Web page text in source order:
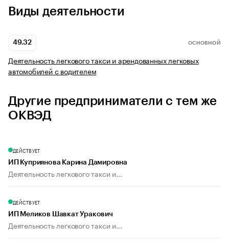
Виды деятельности
49.32 ОСНОВНОЙ
Деятельность легкового такси и арендованных легковых
автомобилей с водителем
Другие предприниматели с тем же
ОКВЭД
ДЕЙСТВУЕТ
ИП Куприянова Карина Дамировна
Деятельность легкового такси и...
ДЕЙСТВУЕТ
ИП Меликов Шавкат Уракович
Деятельность легкового такси и...